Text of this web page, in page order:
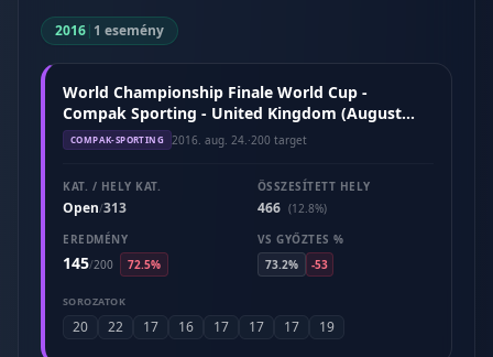
2016| 1 esemény
World Championship Finale World Cup -
Compak Sporting - United Kingdom (August
2016)
COMPAK-SPORTING 2016. aug. 24. ·200 target
KAT. / HELY KAT.
Open/313
ÖSSZESÍTETT HELY
466 (12.8%)
EREDMÉNY
145/200 72.5%
VS GYŐZTES %
73.2%
-53
SOROZATOK
20 22 17 16 17 17 17 19